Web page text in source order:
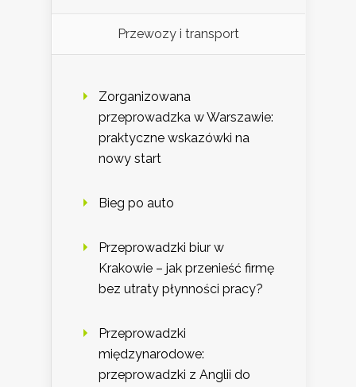
Przewozy i transport
Zorganizowana
przeprowadzka w Warszawie:
praktyczne wskazówki na
nowy start
Bieg po auto
Przeprowadzki biur w
Krakowie – jak przenieść firmę
bez utraty płynności pracy?
Przeprowadzki
międzynarodowe:
przeprowadzki z Anglii do